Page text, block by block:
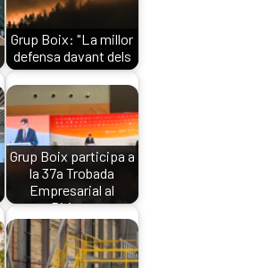
Grup Boix: "La millor
defensa davant dels
grans…
Grup Boix participa a
la 37a Trobada
Empresarial al
Pirineu